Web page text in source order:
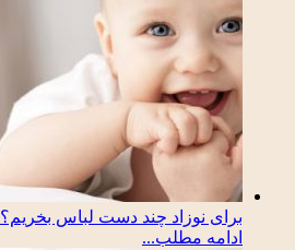
برای نوزاد چند دست لباس بخریم؟
ادامه مطلب...